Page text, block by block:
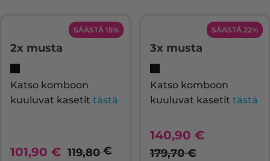
SÄÄSTÄ 15%
2x musta
Katso komboon
kuuluvat kasetit tästä
101,90 € 119,80€
SÄÄSTÄ 22%
3x musta
Katso komboon
kuuluvat kasetit tästä
140,90 €
179,70€